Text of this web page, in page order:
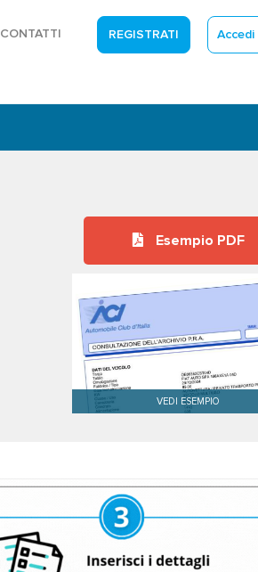
CONTATTI REGISTRATI Accedi
Esempio PDF